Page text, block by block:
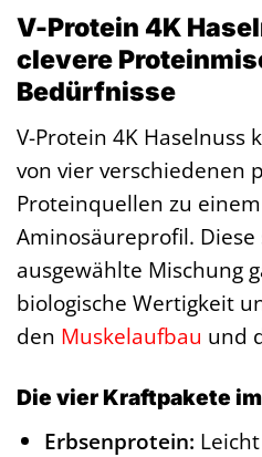
V-Protein 4K
clevere
Bedürfnisse
V-Protein 4K
von vier verschiedenen
Proteinquellen zu
Aminosäureprofil. Diese
ausgewählte Mischung
biologische Wertigkeit
den Muskelaufbau und
Die vier Kraftpakete
Erbsenprotein: